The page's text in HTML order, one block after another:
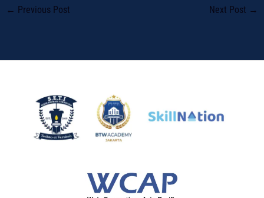
← Previous Post Next Post →